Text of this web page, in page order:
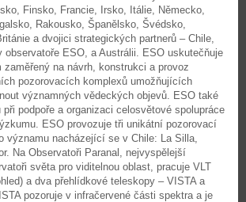
Finsko, Francie, Irsko, Itálie, Německo,
Rakousko, Španělsko, Švédsko,
a dvojici strategických partnerů – Chile,
observatoře ESO, a Austrálii. ESO uskutečňuje
zaměřený na návrh, konstrukci a provoz
pozorovacích komplexů umožňujících
významných vědeckých objevů. ESO také
při podpoře a organizaci celosvětové spolupráce
ESO provozuje tři unikátní pozorovací
významu nacházející se v Chile: La Silla,
Na Observatoři Paranal, nejvyspělejší
světa pro viditelnou oblast, pracuje VLT
a dva přehlídkové teleskopy – VISTA a
pozoruje v infračervené části spektra a je